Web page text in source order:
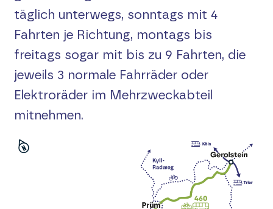
Hunsrück
Mosel
täglich unterwegs, sonntags mit 4
Fahrten je Richtung, montags bis
freitags sogar mit bis zu 9 Fahrten, die
jeweils 3 normale Fahrräder oder
Elektroräder im Mehrzweckabteil
mitnehmen.